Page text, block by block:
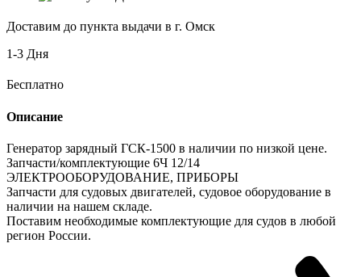
Доставим до пункта выдачи в г. Омск
1-3 Дня
Бесплатно
Описание
Генератор зарядный ГСК-1500 в наличии по низкой цене.
Запчасти/комплектующие 6Ч 12/14
ЭЛЕКТРООБОРУДОВАНИЕ, ПРИБОРЫ
Запчасти для судовых двигателей, судовое оборудование в
наличии на нашем складе.
Поставим необходимые комплектующие для судов в любой
регион России.